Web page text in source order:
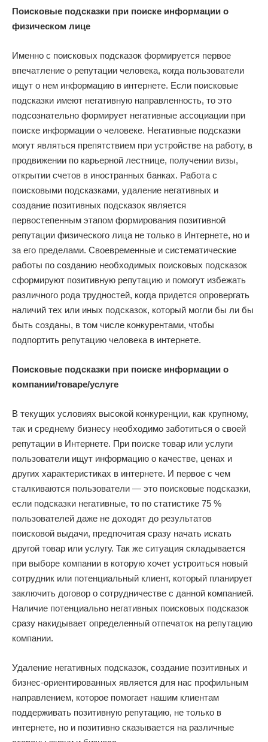
Поисковые подсказки при поиске информации о
физическом лице
Именно с поисковых подсказок формируется первое
впечатление о репутации человека, когда пользователи
ищут о нем информацию в интернете. Если поисковые
подсказки имеют негативную направленность, то это
подсознательно формирует негативные ассоциации при
поиске информации о человеке. Негативные подсказки
могут являться препятствием при устройстве на работу, в
продвижении по карьерной лестнице, получении визы,
открытии счетов в иностранных банках. Работа с
поисковыми подсказками, удаление негативных и
создание позитивных подсказок является
первостепенным этапом формирования позитивной
репутации физического лица не только в Интернете, но и
за его пределами. Своевременные и систематические
работы по созданию необходимых поисковых подсказок
сформируют позитивную репутацию и помогут избежать
различного рода трудностей, когда придется опровергать
наличий тех или иных подсказок, который могли бы ли бы
быть созданы, в том числе конкурентами, чтобы
подпортить репутацию человека в интернете.
Поисковые подсказки при поиске информации о
компании/товаре/услуге
В текущих условиях высокой конкуренции, как крупному,
так и среднему бизнесу необходимо заботиться о своей
репутации в Интернете. При поиске товар или услуги
пользователи ищут информацию о качестве, ценах и
других характеристиках в интернете. И первое с чем
сталкиваются пользователи — это поисковые подсказки,
если подсказки негативные, то по статистике 75 %
пользователей даже не доходят до результатов
поисковой выдачи, предпочитая сразу начать искать
другой товар или услугу. Так же ситуация складывается
при выборе компании в которую хочет устроиться новый
сотрудник или потенциальный клиент, который планирует
заключить договор о сотрудничестве с данной компанией.
Наличие потенциально негативных поисковых подсказок
сразу накидывает определенный отпечаток на репутацию
компании.
Удаление негативных подсказок, создание позитивных и
бизнес-ориентированных является для нас профильным
направлением, которое помогает нашим клиентам
поддерживать позитивную репутацию, не только в
интернете, но и позитивно сказывается на различные